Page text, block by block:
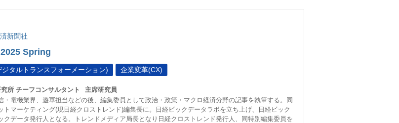
新聞社
Spring
ジタルトランスフォーメーション) 企業変革(CX)
所 チーフコンサルタント
主席研究員
・電機業界、遊軍担当などの後、編集委員として政治・政策・マクロ経済分野の記事を執筆する。同
トマーケティング(現日経クロストレンド)編集長に。日経ビックデータラボを立ち上げ、日経ビック
クデータ発行人となる。トレンドメディア局長となり日経クロストレンド発行人、同特別編集委員を